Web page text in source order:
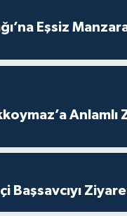
Eşsiz
Anlamlı
Başsavcıyı